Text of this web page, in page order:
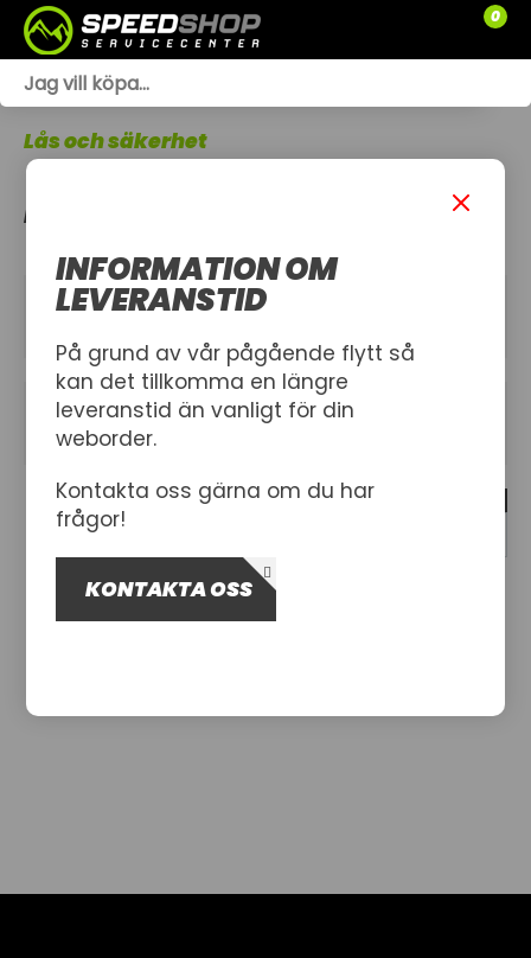
0
SLÄPVAGNAR
Lås och säkerhet
LÅS
KATEGORIER
FILTER
Hittade inga produkter
INFORMATION OM
LEVERANSTID
På grund av vår pågående flytt så
kan det tillkomma en längre
leveranstid än vanligt för din
weborder.
Kontakta oss gärna om du har
frågor!
KONTAKTA OSS